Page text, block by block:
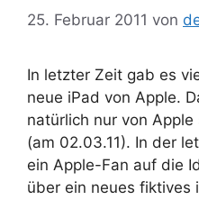
25. Februar 2011 von
In letzter Zeit gab es
neue iPad von Apple.
natürlich nur von
(am 02.03.11). In der
ein Apple-Fan auf die
über ein neues fiktives